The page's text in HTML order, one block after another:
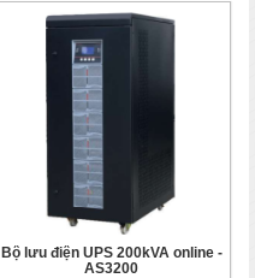
Bộ lưu điện UPS 200kVA online -
AS3200